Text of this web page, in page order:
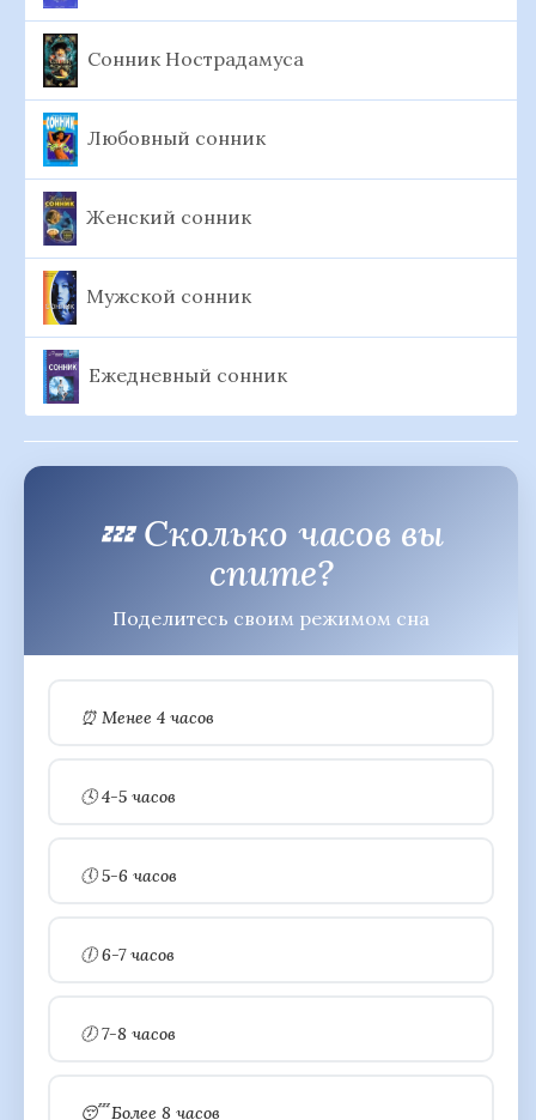
Сонник Нострадамуса
Любовный сонник
Женский сонник
Мужской сонник
Ежедневный сонник
💤 Сколько часов вы
спите?
Поделитесь своим режимом сна
⏰ Менее 4 часов
🕓 4-5 часов
🕔 5-6 часов
🕕 6-7 часов
🕖 7-8 часов
😴 Более 8 часов